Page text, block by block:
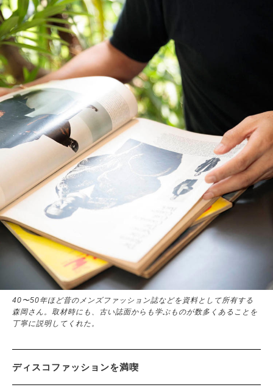
40〜50年ほど昔のメンズファッション誌などを資料として所有する
森岡さん。取材時にも、古い誌面からも学ぶものが数多くあることを
丁寧に説明してくれた。
ディスコファッションを満喫